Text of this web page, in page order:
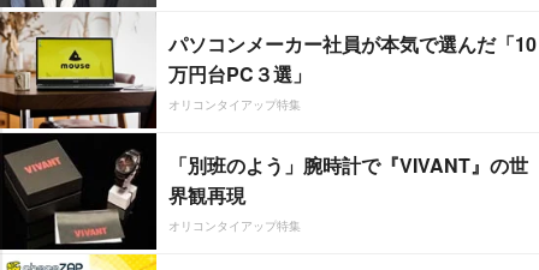
パソコンメーカー社員が本気で選んだ「10
万円台PC３選」
オリコンタイアップ特集
「別班のよう」腕時計で『VIVANT』の世
界観再現
オリコンタイアップ特集